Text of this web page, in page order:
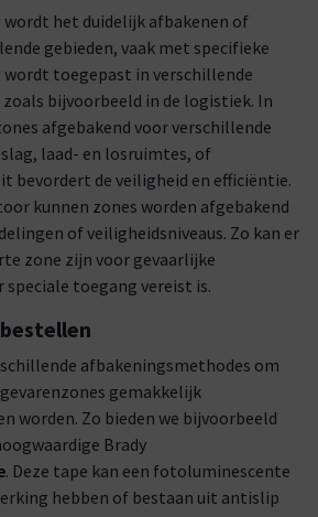
wordt het duidelijk afbakenen of
gebieden, vaak met specifieke
toegepast in verschillende
bijvoorbeeld in de logistiek. In
afgebakend voor verschillende
laad- en losruimtes, of
bevordert de veiligheid en efficiëntie.
kunnen zones worden afgebakend
of veiligheidsniveaus. Zo kan er
zone zijn voor gevaarlijke
toegang vereist is.
afbakeningsmethodes om
gemakkelijk
worden. Zo bieden we bijvoorbeeld
Brady
. Deze tape kan een fotoluminescente
hebben of bestaan uit antislip